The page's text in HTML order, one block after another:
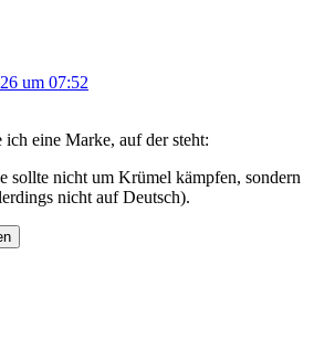
um 07:52
ich eine Marke, auf der steht:
sollte nicht um Krümel kämpfen, sondern
nicht auf Deutsch).